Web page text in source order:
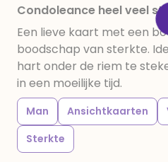
E433, kleurstoffen: E102,
concentratie van kinderen
E133, E151. Chocolade bevat
cacaobestanddelen. Kan
bevatten. Koel en droog
Condoleance heel veel
Een lieve kaart met een
boodschap van sterkte.
hart onder de riem te
in een moeilijke tijd.
Man Ansichtkaarten
Sterkte